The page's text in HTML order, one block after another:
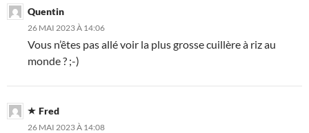
Quentin
26 MAI 2023 À 14:06
Vous n’êtes pas allé voir la plus grosse cuillère à riz au
monde ? ;-)
Fred
26 MAI 2023 À 14:08